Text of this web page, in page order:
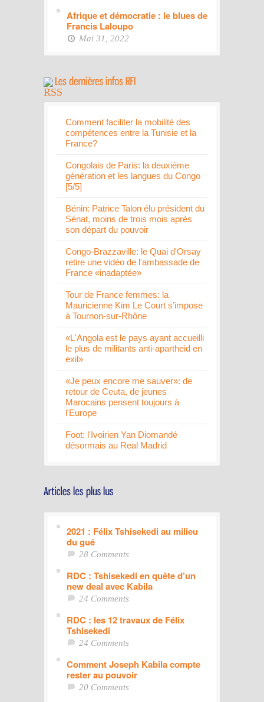
Afrique et démocratie : le blues de
Francis Laloupo
Mai 31, 2022
Comment faciliter la mobilité des
compétences entre la Tunisie et la
France?
Congolais de Paris: la deuxième
génération et les langues du Congo
[5/5]
Bénin: Patrice Talon élu président du
Sénat, moins de trois mois après
son départ du pouvoir
Congo-Brazzaville: le Quai d'Orsay
retire une vidéo de l'ambassade de
France «inadaptée»
Tour de France femmes: la
Mauricienne Kim Le Court s’impose
à Tournon-sur-Rhône
«L'Angola est le pays ayant accueilli
le plus de militants anti-apartheid en
exil»
«Je peux encore me sauver»: de
retour de Ceuta, de jeunes
Marocains pensent toujours à
l'Europe
Foot: l'Ivoirien Yan Diomandé
désormais au Real Madrid
2021 : Félix Tshisekedi au milieu
du gué
28 Comments
RDC : Tshisekedi en quête d’un
new deal avec Kabila
24 Comments
RDC : les 12 travaux de Félix
Tshisekedi
24 Comments
Comment Joseph Kabila compte
rester au pouvoir
20 Comments